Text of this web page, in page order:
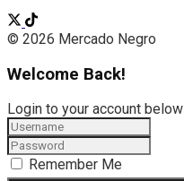
© 2026 Mercado Negro
Welcome Back!
Login to your account below
Remember Me